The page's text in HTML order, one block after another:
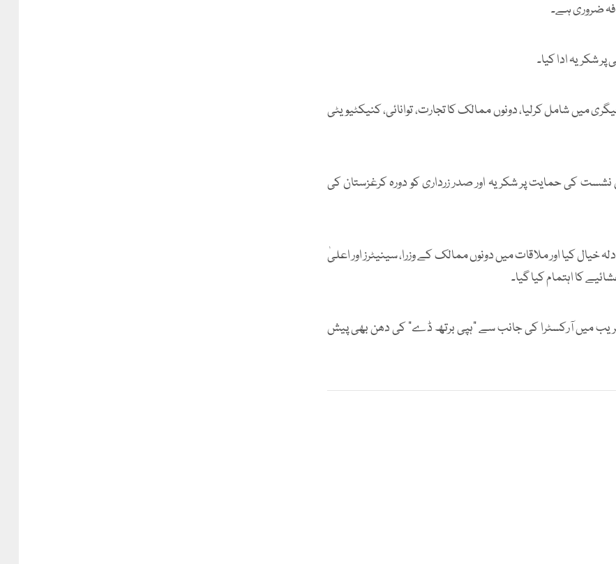
ضروری ہے۔
شکریہ ادا کیا۔
میں شامل کرلیا، دونوں ممالک کا تجارت، توانائی، کنیکٹیویٹی
کی حمایت پر شکریہ اور صدر زرداری کو دورہ کرغزستان کی
کیا اور ملاقات میں دونوں ممالک کے وزرا، سینیٹرز اور اعلیٰ
کا اہتمام کیا گیا۔
میں آرکسٹرا کی جانب سے "ہپی برتھ ڈے" کی دھن بھی پیش